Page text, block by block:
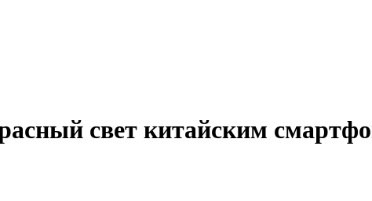
свет китайским